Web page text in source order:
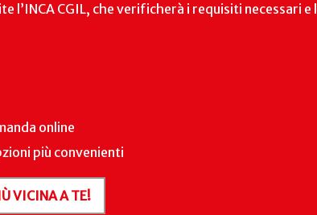
l’INCA CGIL, che verificherà i requisiti necessari
online
più convenienti
VICINA A TE!